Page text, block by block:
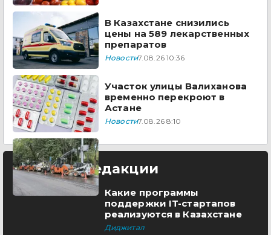
В Казахстане снизились
цены на 589 лекарственных
препаратов
Новости7.08.26 10:36
Участок улицы Валиханова
временно перекроют в
Астане
Новости7.08.26 8:10
Выбор редакции
Какие программы
поддержки IT-стартапов
реализуются в Казахстане
Диджитал